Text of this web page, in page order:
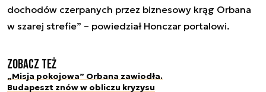
dochodów czerpanych przez biznesowy krąg Orbana
w szarej strefie” – powiedział Honczar portalowi.
Zobacz też
„Misja pokojowa” Orbana zawiodła.
Budapeszt znów w obliczu kryzysu